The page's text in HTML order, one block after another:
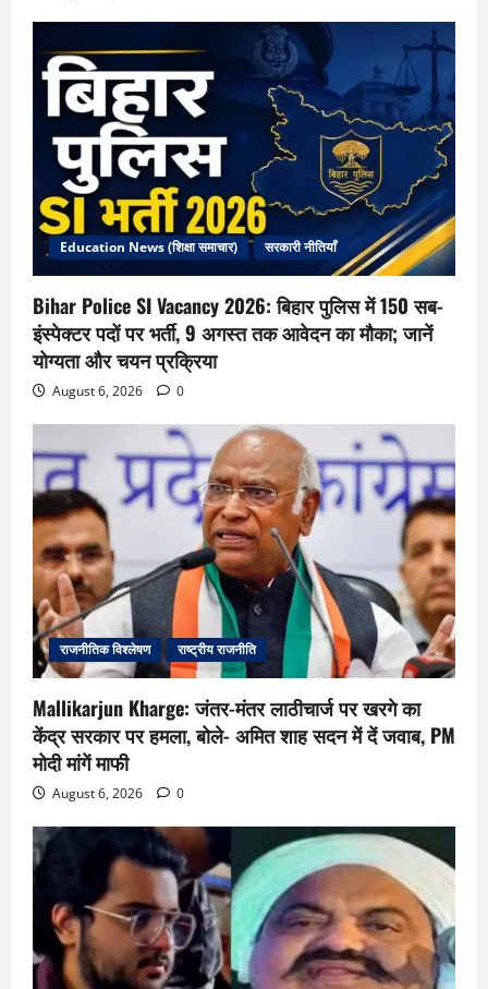
Education News (शिक्षा समाचार) सरकारी नीतियाँ
Bihar Police SI Vacancy 2026: बिहार पुलिस में 150 सब-
इंस्पेक्टर पदों पर भर्ती, 9 अगस्त तक आवेदन का मौका; जानें
योग्यता और चयन प्रक्रिया
August 6, 2026 0
राजनीतिक विश्लेषण राष्ट्रीय राजनीति
Mallikarjun Kharge: जंतर-मंतर लाठीचार्ज पर खरगे का
केंद्र सरकार पर हमला, बोले- अमित शाह सदन में दें जवाब, PM
मोदी मांगें माफी
August 6, 2026 0